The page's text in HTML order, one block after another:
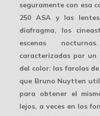
seguramente con esa
250 ASA y las
diafragma, los
escenas
caracterizadas por
del color: las farolas
que Bruno Nuytten
para obtener el
lejos, a veces en los